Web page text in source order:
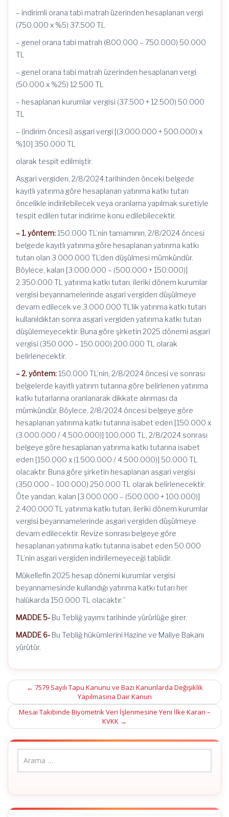
– indirimli orana tabi matrah üzerinden hesaplanan vergi
(750.000 x %5) 37.500 TL
– genel orana tabi matrah (800.000 – 750.000) 50.000
TL
– genel orana tabi matrah üzerinden hesaplanan vergi
(50.000 x %25) 12.500 TL
– hesaplanan kurumlar vergisi (37.500 + 12.500) 50.000
TL
– (indirim öncesi) asgari vergi [(3.000.000 + 500.000) x
%10] 350.000 TL
olarak tespit edilmiştir.
Asgari vergiden, 2/8/2024 tarihinden önceki belgede
kayıtlı yatırıma göre hesaplanan yatırıma katkı tutarı
öncelikle indirilebilecek veya oranlama yapılmak suretiyle
tespit edilen tutar indirime konu edilebilecektir.
– 1. yöntem: 150.000 TL’nin tamamının, 2/8/2024 öncesi
belgede kayıtlı yatırıma göre hesaplanan yatırıma katkı
tutarı olan 3.000.000 TL’den düşülmesi mümkündür.
Böylece, kalan [3.000.000 – (500.000 + 150.000)]
2.350.000 TL yatırıma katkı tutarı, ileriki dönem kurumlar
vergisi beyannamelerinde asgari vergiden düşülmeye
devam edilecek ve 3.000.000 TL’lik yatırıma katkı tutarı
kullanıldıktan sonra asgari vergiden yatırıma katkı tutarı
düşülemeyecektir. Buna göre şirketin 2025 dönemi asgari
vergisi (350.000 – 150.000) 200.000 TL olarak
belirlenecektir.
– 2. yöntem: 150.000 TL’nin, 2/8/2024 öncesi ve sonrası
belgelerde kayıtlı yatırım tutarına göre belirlenen yatırıma
katkı tutarlarına oranlanarak dikkate alınması da
mümkündür. Böylece, 2/8/2024 öncesi belgeye göre
hesaplanan yatırıma katkı tutarına isabet eden [150.000 x
(3.000.000 / 4.500.000)] 100.000 TL, 2/8/2024 sonrası
belgeye göre hesaplanan yatırıma katkı tutarına isabet
eden [150.000 x (1.500.000 / 4.500.000)] 50.000 TL
olacaktır. Buna göre şirketin hesaplanan asgari vergisi
(350.000 – 100.000) 250.000 TL olarak belirlenecektir.
Öte yandan, kalan [3.000.000 – (500.000 + 100.000)]
2.400.000 TL yatırıma katkı tutarı, ileriki dönem kurumlar
vergisi beyannamelerinde asgari vergiden düşülmeye
devam edilecektir. Revize sonrası belgeye göre
hesaplanan yatırıma katkı tutarına isabet eden 50.000
TL’nin asgari vergiden indirilemeyeceği tabiidir.
Mükellefin 2025 hesap dönemi kurumlar vergisi
beyannamesinde kullandığı yatırıma katkı tutarı her
halükarda 150.000 TL olacaktır.”
MADDE 5- Bu Tebliğ yayımı tarihinde yürürlüğe girer.
MADDE 6- Bu Tebliğ hükümlerini Hazine ve Maliye Bakanı
yürütür.
Post
navigation
← 7579 Sayılı Tapu Kanunu ve Bazı Kanunlarda Değişiklik
Yapılmasına Dair Kanun
Mesai Takibinde Biyometrik Veri İşlenmesine Yeni İlke Kararı –
KVKK →